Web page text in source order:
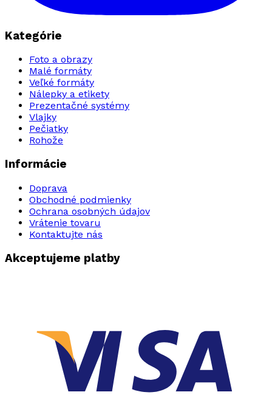
Kategórie
Foto a obrazy
Malé formáty
Veľké formáty
Nálepky a etikety
Prezentačné systémy
Vlajky
Pečiatky
Rohože
Informácie
Doprava
Obchodné podmienky
Ochrana osobných údajov
Vrátenie tovaru
Kontaktujte nás
Akceptujeme platby